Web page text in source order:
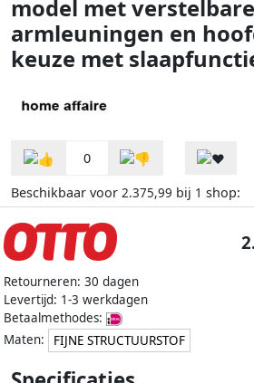
model met verstelbare
armleuningen en
keuze met
0
Beschikbaar voor 2.375,99 bij 1 shop:
Retourneren: 30 dagen
Levertijd: 1-3 werkdagen
Betaalmethodes:
Maten:
FIJNE STRUCTUURSTOF